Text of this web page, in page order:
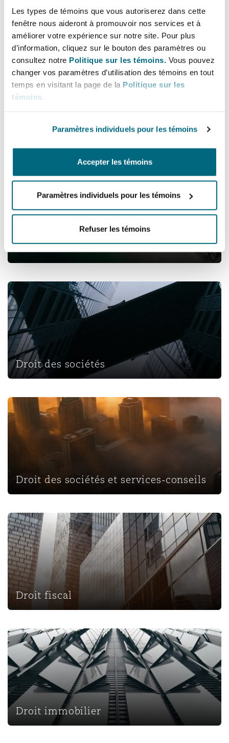
Les types de témoins que vous autoriserez dans cette
fenêtre nous aideront à promouvoir nos services et à
améliorer votre expérience sur notre site. Pour plus
d’information, cliquez sur le bouton des paramètres ou
consultez notre Politique sur les témoins. Vous pouvez
changer vos paramètres d’utilisation des témoins en tout
temps en visitant la page de la Politique sur les
témoins.
Paramètres individuels pour les témoins
Accepter les témoins
Paramètres individuels pour les témoins
Refuser les témoins
Cyberrisques
Différends commerciaux
Différends commerciaux
Droit de l’environnement
Droit des sociétés
Droit des sociétés
Droit des sociétés et services-conseils
Droit des sociétés et services-conseils
Droit fiscal
Droit fiscal
Droit immobilier
Droit immobilier